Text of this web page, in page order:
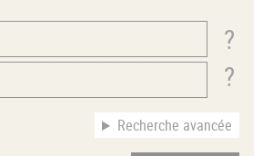
Recherche avancée